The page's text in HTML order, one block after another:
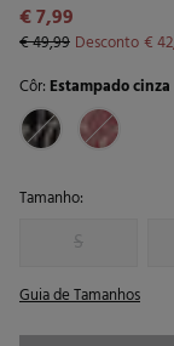
€ 7,99
€ 49,99 Desconto€
Côr: Estampado cinza
Tamanho:
S
Guia de Tamanhos